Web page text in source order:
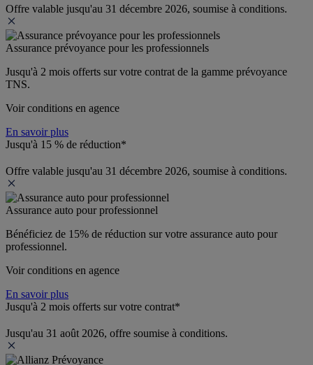
Offre valable jusqu'au 31 décembre 2026, soumise à conditions.
Assurance prévoyance pour les professionnels
Jusqu'à 2 mois offerts sur votre contrat de la gamme prévoyance
TNS.
Voir conditions en agence
En savoir plus
Jusqu'à 15 % de réduction*
Offre valable jusqu'au 31 décembre 2026, soumise à conditions.
Assurance auto pour professionnel
Bénéficiez de 15% de réduction sur votre assurance auto pour
professionnel.
Voir conditions en agence
En savoir plus
Jusqu'à 2 mois offerts sur votre contrat*
Jusqu'au 31 août 2026, offre soumise à conditions.